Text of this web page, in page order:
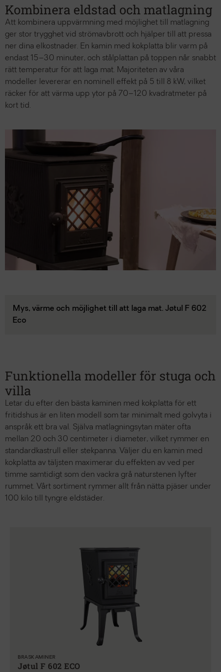
Kombinera eldstad och matlagning
Att kombinera uppvärmning med möjlighet till matlagning
ger stor trygghet vid strömavbrott och hjälper till att pressa
ner dina elkostnader. En kamin med kokplatta blir varm på
endast 15–30 minuter, och stålplattan på toppen når snabbt
rätt temperatur för att laga mat. Majoriteten av våra
modeller levererar en nominell effekt på 5 till 8 kW, vilket
räcker för att värma upp ytor på 70–120 kvadratmeter på
kort tid.
Mys, värme och möjlighet till att laga mat. Jøtul F 602
Eco
Funktionella modeller för stuga och
villa
Letar du efter den bästa kaminen med kokplatta för ett
fritidshus är en liten modell som tar minimalt med golvyta i
anspråk ett bra val. Själva matlagningsytan mäter ofta
mellan 20 och 30 centimeter i diameter, vilket rymmer en
standardkastrull eller stekpanna. Väljer du en kamin med
kokplatta av täljsten maximerar du effekten av ved per
timme samtidigt som den vackra grå naturstenen lyfter
rummet. Vårt sortiment rymmer allt från nätta pjäser under
100 kilo till tyngre eldstäder.
BRASKAMINER
Jøtul F 602 ECO